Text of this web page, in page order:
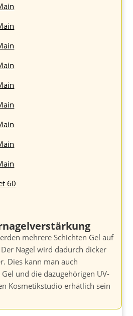
60
mehrere Schichten Gel auf
Nagel wird dadurch dicker
Dies kann man auch
und die dazugehörigen UV-
Kosmetikstudio erhätlich sein